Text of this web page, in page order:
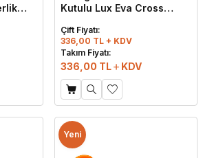
Kutulu Lux Eva Cross
Çift Fiyatı:
336,00 TL + KDV
Takım Fiyatı:
336,00 TL KDV
Yeni